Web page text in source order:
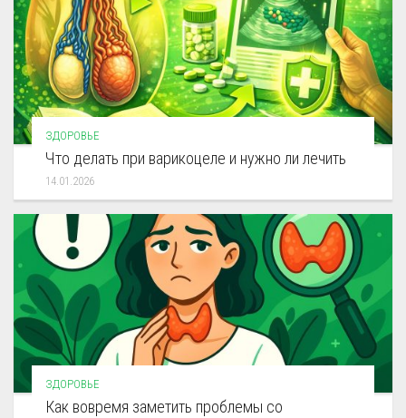
ЗДОРОВЬЕ
Что делать при варикоцеле и нужно ли лечить
14.01.2026
ЗДОРОВЬЕ
Как вовремя заметить проблемы со